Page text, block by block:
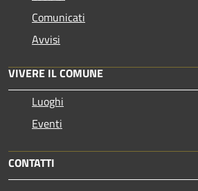
Comunicati
Avvisi
VIVERE IL COMUNE
Luoghi
Eventi
CONTATTI